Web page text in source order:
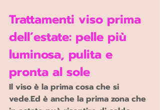
Trattamenti viso prima
dell’estate: pelle più
luminosa, pulita e
pronta al sole
Il viso è la prima cosa che si
vede.Ed è anche la prima zona che